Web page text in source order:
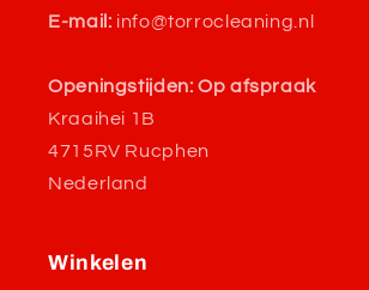
E-mail: info@torrocleaning.nl
Openingstijden: Op afspraak
Kraaihei 1B
4715RV Rucphen
Nederland
Winkelen